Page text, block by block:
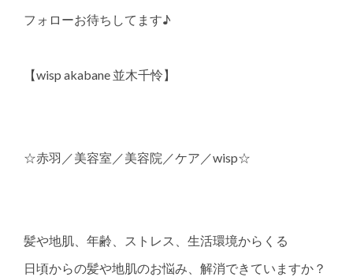
フォローお待ちしてます♪
【wisp akabane 並木千怜】
☆赤羽／美容室／美容院／ケア／wisp☆
髪や地肌、年齢、ストレス、生活環境からくる
日頃からの髪や地肌のお悩み、解消できていますか？